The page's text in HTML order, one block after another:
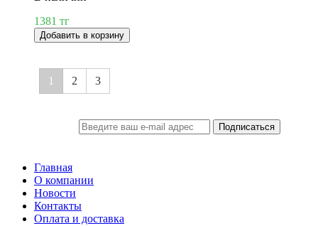
1381 тг
Добавить в корзину
1 2 3
Подписаться
Главная
О компании
Новости
Контакты
Оплата и доставка